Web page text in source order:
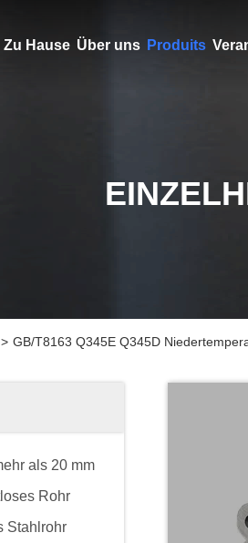
Zu Hause Über uns Produits
> GB/T8163 Q345E Q345D
als 20 mm
Rohr
Stahlrohr